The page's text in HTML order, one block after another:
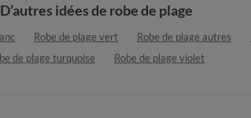
D’autres idées de robe de plage
Robe de plage vert Robe de plage autres
de plage turquoise
Robe de plage violet